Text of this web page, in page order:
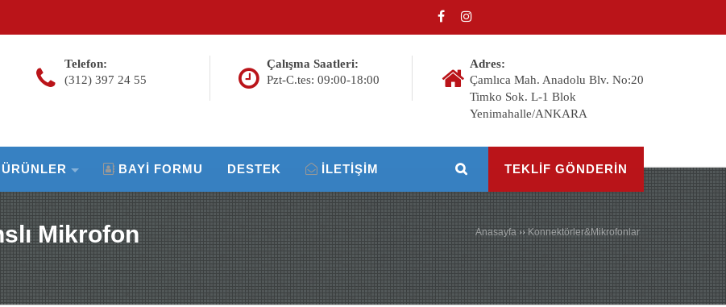
Telefon:
(312) 397 24 55
Çalışma Saatleri:
Pzt-C.tes: 09:00-18:00
Adres:
Çamlıca Mah. Anadolu Blv. No:20
Timko Sok. L-1 Blok
Yenimahalle/ANKARA
ÜRÜNLER BAYI FORMU DESTEK İLETIŞIM TEKLİF GÖNDERİN
Mikrofon Anasayfa ››Konnektörler&Mikrofonlar